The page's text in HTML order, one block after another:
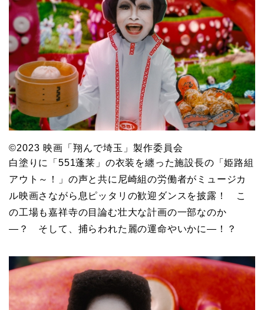
©2023 映画「翔んで埼玉」製作委員会
白塗りに「551蓬莱」の衣装を纏った施設長の「姫路組
アウト～！」の声と共に尼崎組の労働者がミュージカ
ル映画さながら息ピッタリの歓迎ダンスを披露！ こ
の工場も嘉祥寺の目論む壮大な計画の一部なのか
―？ そして、捕らわれた麗の運命やいかに―！？